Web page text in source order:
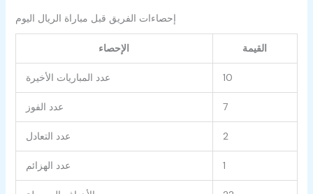
إحصاءات الفريق قبل مباراة الريال اليوم
الإحصاء القيمة
عدد المباريات الأخيرة 10
عدد الفوز 7
عدد التعادل 2
عدد الهزائم 1